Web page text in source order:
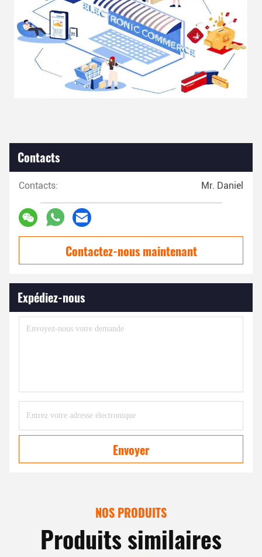
Contacts
Contacts: Mr. Daniel
Contactez-nous maintenant
Expédiez-nous
Envoyer
NOS PRODUITS
Produits similaires